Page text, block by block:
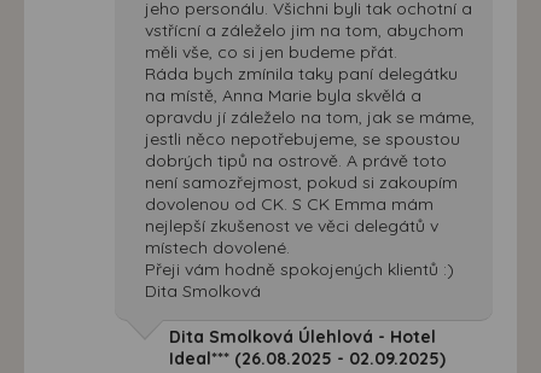
jeho personálu. Všichni byli tak ochotní a
vstřícní a záleželo jim na tom, abychom
měli vše, co si jen budeme přát.
Ráda bych zmínila taky paní delegátku
na místě, Anna Marie byla skvělá a
opravdu jí záleželo na tom, jak se máme,
jestli něco nepotřebujeme, se spoustou
dobrých tipů na ostrově. A právě toto
není samozřejmost, pokud si zakoupím
dovolenou od CK. S CK Emma mám
nejlepší zkušenost ve věci delegátů v
místech dovolené.
Přeji vám hodně spokojených klientů :)
Dita Smolková
Dita Smolková Úlehlová - Hotel
Ideal*** (26.08.2025 - 02.09.2025)